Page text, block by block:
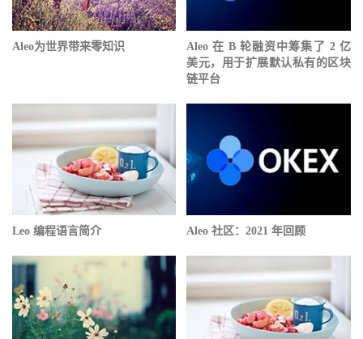
Aleo为世界带来零知识
Aleo 在 B 轮融资中筹集了 2 亿
美元，用于扩展默认私有的区块
链平台
Leo 编程语言简介 Aleo 社区：2021 年回顾